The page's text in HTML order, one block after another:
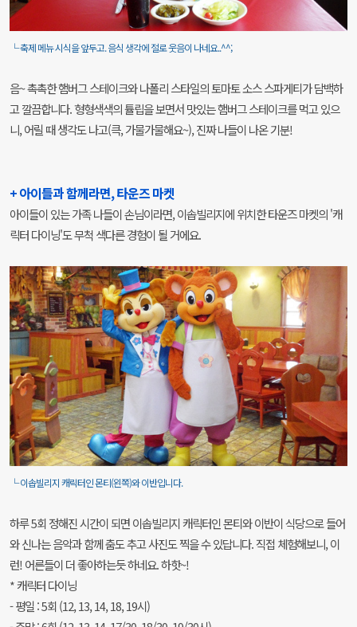
└ 축제 메뉴 시식을 앞두고. 음식 생각에 절로 웃음이 나네요..^^;
음~ 촉촉한 햄버그 스테이크와 나폴리 스타일의 토마토 소스 스파게티가 담백하
고 깔끔합니다. 형형색색의 튤립을 보면서 맛있는 햄버그 스테이크를 먹고 있으
니, 어릴 때 생각도 나고(큭, 가물가물해요~), 진짜 나들이 나온 기분!
+ 아이들과 함께라면, 타운즈 마켓
아이들이 있는 가족 나들이 손님이라면, 이솝빌리지에 위치한 타운즈 마켓의 '캐
릭터 다이닝'도 무척 색다른 경험이 될 거에요.
└ 이솝빌리지 캐릭터인 몬티(왼쪽)와 이반입니다.
하루 5회 정해진 시간이 되면 이솝빌리지 캐릭터인 몬티와 이반이 식당으로 들어
와 신나는 음악과 함께 춤도 추고 사진도 찍을 수 있답니다. 직접 체험해보니, 이
런! 어른들이 더 좋아하는듯 하네요. 하핫~!
* 캐릭터 다이닝
- 평일 : 5회 (12, 13, 14, 18, 19시)